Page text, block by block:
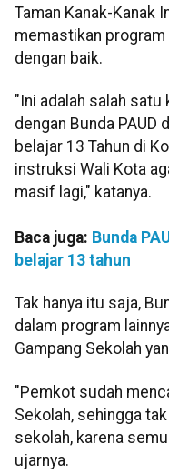
Taman Kanak-Kanak
memastikan program
dengan baik.
"Ini adalah salah satu
dengan Bunda
belajar 13 Tahun di
instruksi Wali Kota
masif lagi," katanya.
Baca juga: Bunda
belajar 13 tahun
Tak hanya itu saja,
dalam program
Gampang Sekolah
"Pemkot sudah
Sekolah, sehingga
sekolah, karena
ujarnya.